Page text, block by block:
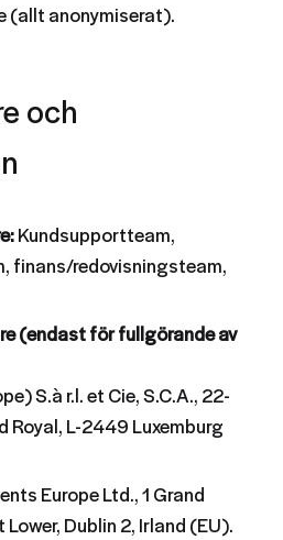
(allt anonymiserat).
och
Kundsupportteam,
finans/redovisningsteam,
(endast för fullgörande av
S.à r.l. et Cie, S.C.A., 22-
Royal, L-2449 Luxemburg
Europe Ltd., 1 Grand
Dublin 2, Irland (EU).